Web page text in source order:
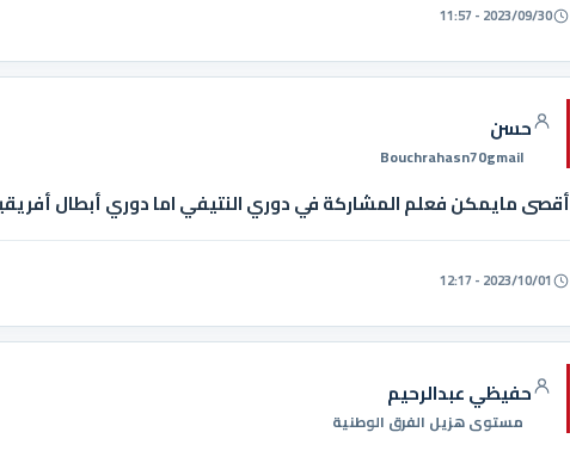
2023/09/30 - 11:57
حسن
Bouchrahasn70gmail
أقصى مايمكن فعلم المشاركة في دوري النتيفي اما دوري أبطال
2023/10/01 - 12:17
حفيظي عبدالرحيم
مستوى هزيل الفرق الوطنية